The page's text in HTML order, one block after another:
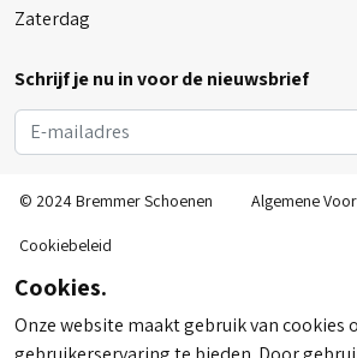
Zaterdag
Schrijf je nu in voor de nieuwsbrief
© 2024 Bremmer Schoenen Algemene
Cookiebeleid
Cookies.
Onze website maakt gebruik van cookies